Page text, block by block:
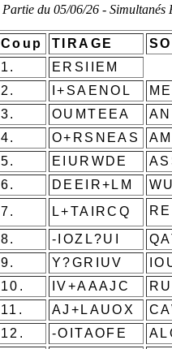
Partie du 05/06/26 -
Coup TIRAGE
1.
ERSIIEM
2.
I+SAENOL
3.
OUMTEEA
4.
O+RSNEAS
5.
EIURWDE
6.
DEEIR+LM WU
7.
L+TAIRCQ
8.
-IOZL?UI
9.
Y?GRIUV
10.
IV+AAAJC
11.
AJ+LAUOX
12.
-OITAOFE